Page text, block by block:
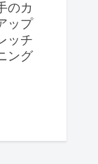
のカ
ップ
ッチ
ング